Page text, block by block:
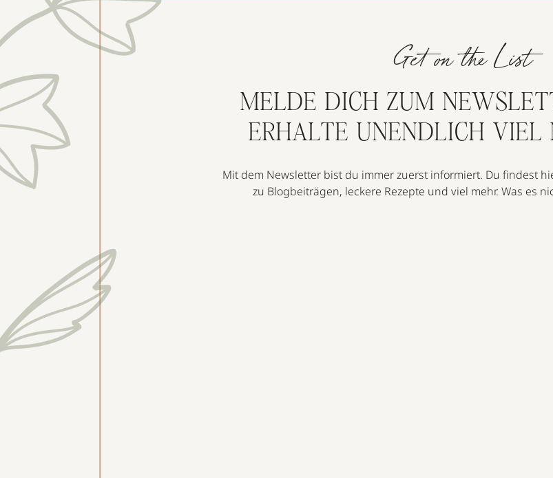
Get on the List
MELDE DICH ZUM
ERHALTE UNENDLICH VIEL
Mit dem Newsletter bist du immer zuerst informiert. Du findest
zu Blogbeiträgen, leckere Rezepte und viel mehr. Was es